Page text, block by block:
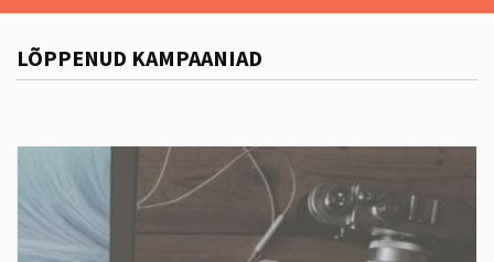
LÕPPENUD KAMPAANIAD